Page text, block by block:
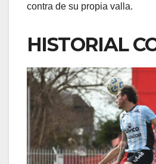
contra de su propia valla.
HISTORIAL